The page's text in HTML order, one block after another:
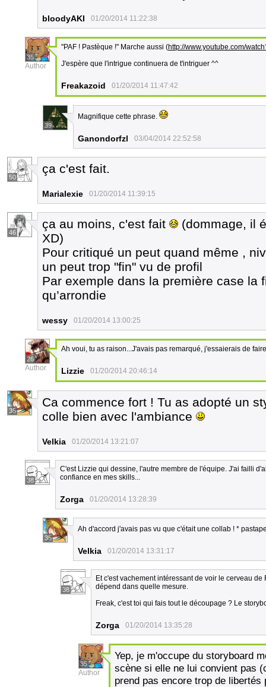
bloodyAKI 01/20/2014 11:22:38
35
Author
"PAF ! Pastèque !" Marche aussi (http://www.youtube.com/
J'espère que l'intrigue continuera de t'intriguer ^^
Freakazoid 01/20/2014 11:47:42
39
Magnifique cette phrase.
Ganondorfzl 03/04/2014 22:52:58
50
ça c'est fait.
Marialexie 01/20/2014 11:39:15
46
ça au moins, c'est fait
(dommage, il
XD)
Pour critiqué un peut quand même ,
un peut trop "fin" vu de profil
Par exemple dans la première case la
qu’arrondie
wessy 01/20/2014 13:00:25
26
Author
Ah voui, tu as raison...J'avais pas remarqué, j'essaierais de
Lizzie 01/20/2014 20:46:14
35
Ca commence fort ! Tu as adopté un
colle bien avec l'ambiance
Velkia 01/20/2014 13:21:07
38
C'est Lizzie qui dessine, l'autre membre de l'équipe. J'ai failli
confiance en mes skills...
Zorga 01/20/2014 13:28:39
35
Ah d'accord j'avais pas vu que c'était une collab ! *
Velkia 01/20/2014 13:31:17
38
Et c'est vachement intéressant de voir le cerveau
dépend dans quelle mesure.
Freak, c'est toi qui fais tout le découpage ? Le
Zorga 01/20/2014 13:35:28
35
Author
Yep, je m'occupe du storyboard
scène si elle ne lui convient pas
prend pas encore trop de